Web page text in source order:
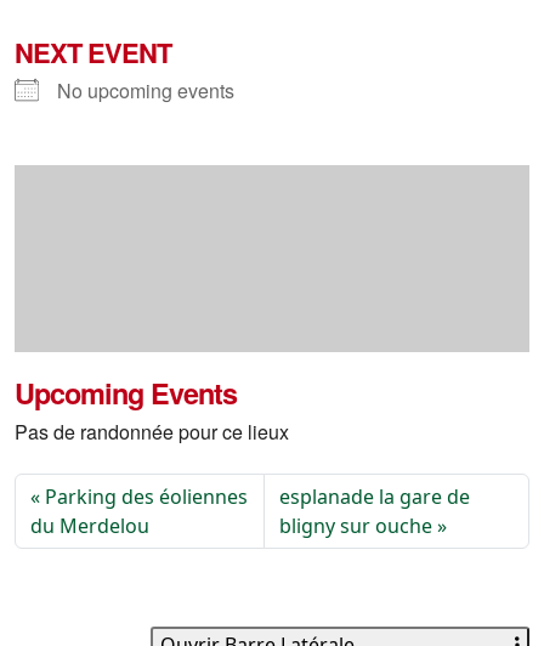
NEXT EVENT
No upcoming events
Upcoming Events
Pas de randonnée pour ce lieux
Parking des éoliennes
du Merdelou
esplanade la gare de
bligny sur ouche